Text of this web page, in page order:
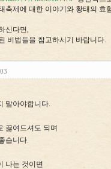
축제에 대한 이야기와 황태의 효
신다면,
비법들을 참고하시기 바랍니다.
말아야합니다.
끓여드셔도 되며
습니다.
나는 것이면